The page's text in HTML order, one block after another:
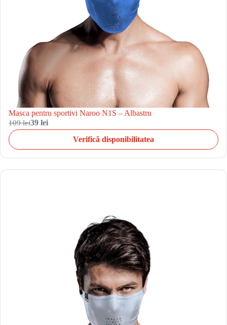
Masca pentru sportivi Naroo N1S – Albastru
109 lei39 lei
Verifică disponibilitatea